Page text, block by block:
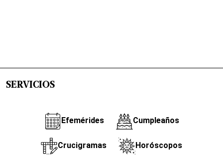
SERVICIOS
Efemérides Cumpleaños
Crucigramas Horóscopos